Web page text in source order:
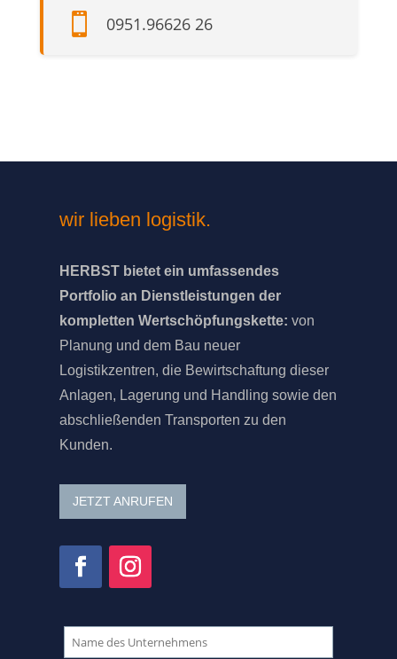
 0951.96626 26
wir lieben logistik.
HERBST bietet ein umfassendes
Portfolio an Dienstleistungen der
kompletten Wertschöpfungskette: von
Planung und dem Bau neuer
Logistikzentren, die Bewirtschaftung dieser
Anlagen, Lagerung und Handling sowie den
abschließenden Transporten zu den
Kunden.
JETZT ANRUFEN